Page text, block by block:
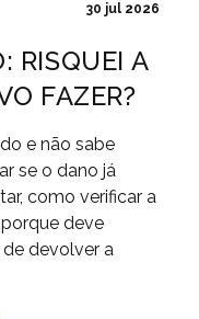
30 jul 2026
RISQUEI A
FAZER?
e não sabe
se o dano já
como verificar a
deve
devolver a